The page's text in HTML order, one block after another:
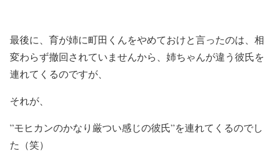
最後に、育が姉に町田くんをやめておけと言ったのは、相
変わらず撤回されていませんから、姉ちゃんが違う彼氏を
連れてくるのですが、
それが、
”モヒカンのかなり厳つい感じの彼氏”を連れてくるのでし
た（笑）